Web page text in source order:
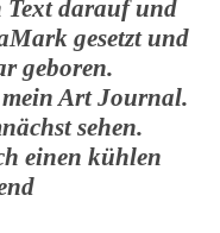
Text darauf und
gesetzt und
geboren.
Art Journal.
sehen.
einen kühlen